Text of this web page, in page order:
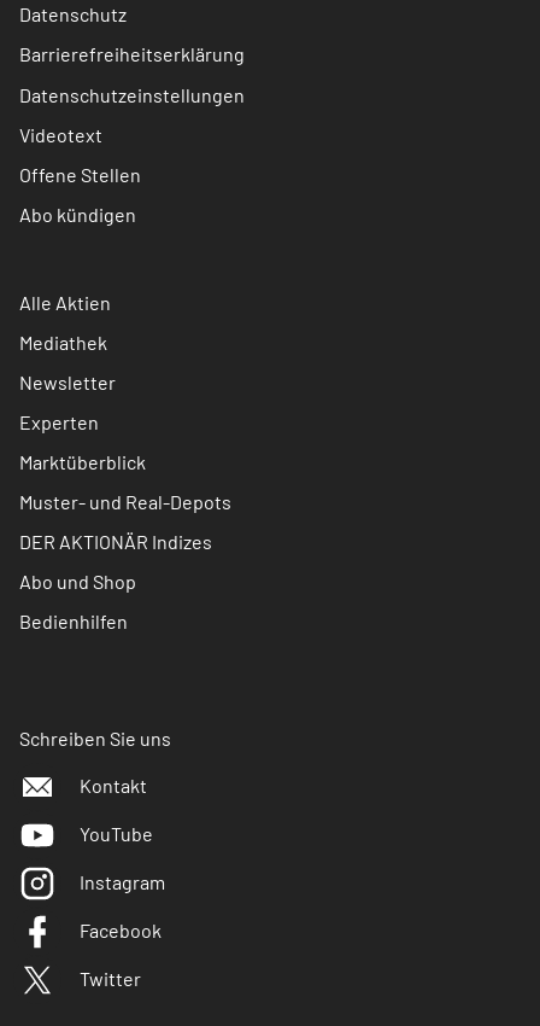
Datenschutz
Barrierefreiheitserklärung
Datenschutzeinstellungen
Videotext
Offene Stellen
Abo kündigen
Alle Aktien
Mediathek
Newsletter
Experten
Marktüberblick
Muster- und Real-Depots
DER AKTIONÄR Indizes
Abo und Shop
Bedienhilfen
Schreiben Sie uns
Kontakt
YouTube
Instagram
Facebook
Twitter